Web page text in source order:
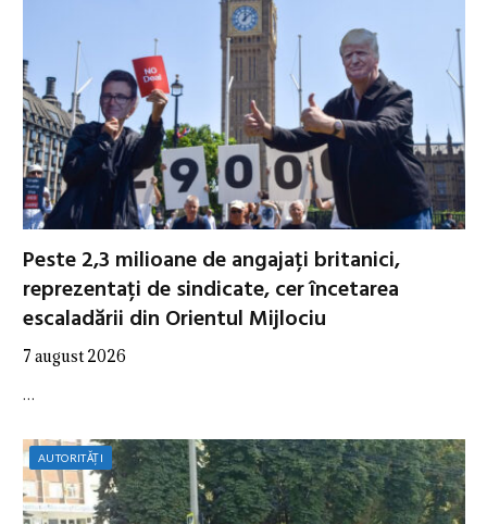
Peste 2,3 milioane de angajați britanici,
reprezentați de sindicate, cer încetarea
escaladării din Orientul Mijlociu
7 august 2026
…
AUTORITĂȚI